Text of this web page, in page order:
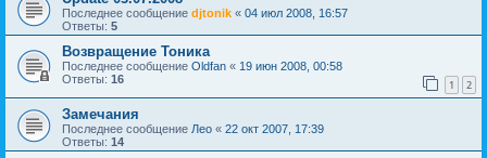
Последнее сообщение djtonik « 04 июл 2008, 16:57
Ответы: 5
Возвращение Тоника
Последнее сообщение Oldfan « 19 июн 2008, 00:58
Ответы: 16 1 2
Замечания
Последнее сообщение Лео « 22 окт 2007, 17:39
Ответы: 14